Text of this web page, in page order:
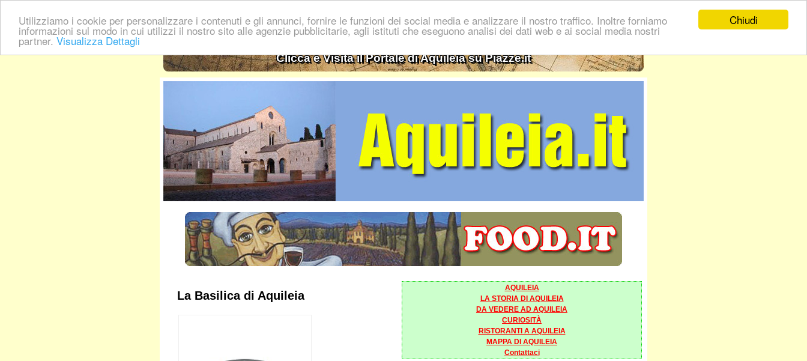
Chiudi
Utilizziamo i cookie per personalizzare i contenuti e gli annunci, fornire le funzioni dei social media e analizzare il nostro traffico. Inoltre forniamo
informazioni sul modo in cui utilizzi il nostro sito alle agenzie pubblicitarie, agli istituti che eseguono analisi dei dati web e ai social media nostri
partner. Visualizza Dettagli
Clicca e Visita il Portale di Aquileia su Piazze.it
La Basilica di Aquileia
AQUILEIA
LA STORIA DI AQUILEIA
DA VEDERE AD AQUILEIA
CURIOSITÀ
RISTORANTI A AQUILEIA
MAPPA DI AQUILEIA
Contattaci